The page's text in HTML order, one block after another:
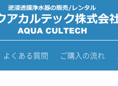
よくある質問 ご購入の流れ